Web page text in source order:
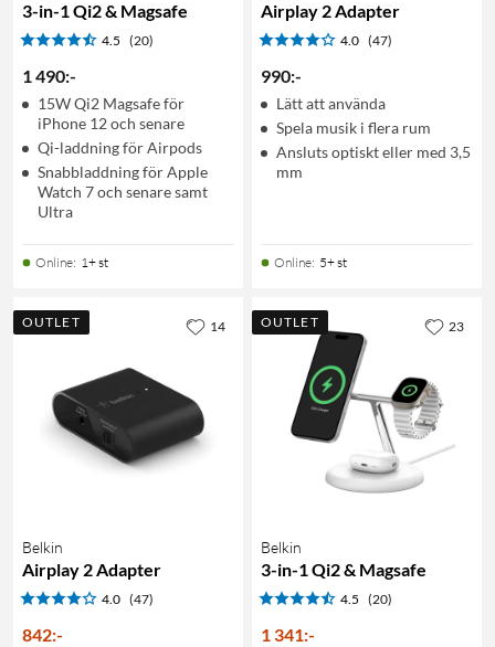
3-in-1 Qi2 & Magsafe
4.5 (20)
1 490:-
15W Qi2 Magsafe för
iPhone 12 och senare
Qi-laddning för Airpods
Snabbladdning för Apple
Watch 7 och senare samt
Ultra
Online: 1+ st
Airplay 2 Adapter
4.0 (47)
990:-
Lätt att använda
Spela musik i flera rum
Ansluts optiskt eller med 3,5
mm
Online: 5+ st
OUTLET
Belkin
Airplay 2 Adapter
4.0 (47)
842:-
14 OUTLET
Belkin
3-in-1 Qi2 & Magsafe
4.5 (20)
1 341:-
23